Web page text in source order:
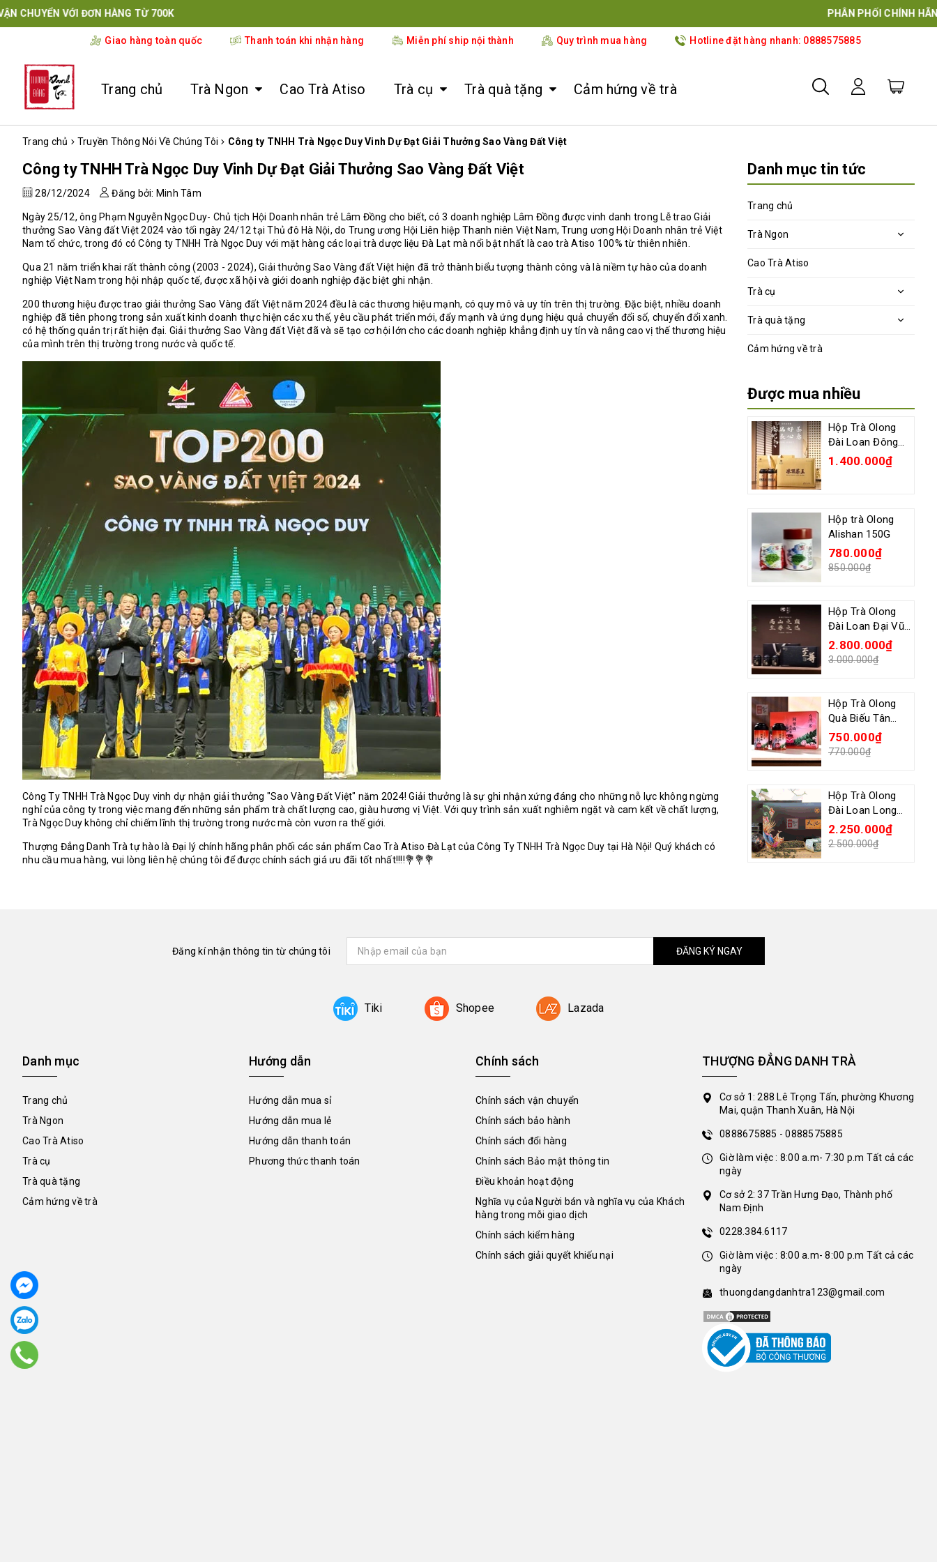
Giao hàng toàn quốc Thanh toán khi nhận hàng Miễn phí ship nội thành Quy trình mua hàng Hotline đặt hàng nhanh: 0888575885
Trang chủ Trà Ngon Cao Trà Atiso Trà cụ Trà quà tặng Cảm hứng về trà
Trang chủ Truyền Thông Nói Về Chúng Tôi Công ty TNHH Trà Ngọc Duy Vinh Dự Đạt Giải Thưởng Sao Vàng Đất Việt
Công ty TNHH Trà Ngọc Duy Vinh Dự Đạt Giải Thưởng Sao Vàng Đất Việt
28/12/2024 Đăng bởi: Minh Tâm
Ngày 25/12, ông Phạm Nguyễn Ngọc Duy- Chủ tịch Hội Doanh nhân trẻ Lâm Đồng cho biết, có 3 doanh nghiệp Lâm Đồng được vinh danh trong Lễ trao Giải
thưởng Sao Vàng đất Việt 2024 vào tối ngày 24/12 tại Thủ đô Hà Nội, do Trung ương Hội Liên hiệp Thanh niên Việt Nam, Trung ương Hội Doanh nhân trẻ Việt
Nam tổ chức, trong đó có Công ty TNHH Trà Ngọc Duy với mặt hàng các loại trà dược liệu Đà Lạt mà nổi bật nhất là cao trà Atiso 100% từ thiên nhiên.
Qua 21 năm triển khai rất thành công (2003 - 2024), Giải thưởng Sao Vàng đất Việt hiện đã trở thành biểu tượng thành công và là niềm tự hào của doanh
nghiệp Việt Nam trong hội nhập quốc tế, được xã hội và giới doanh nghiệp đặc biệt ghi nhận.
200 thương hiệu được trao giải thưởng Sao Vàng đất Việt năm 2024 đều là các thương hiệu mạnh, có quy mô và uy tín trên thị trường. Đặc biệt, nhiều doanh
nghiệp đã tiên phong trong sản xuất kinh doanh thực hiện các xu thế, yêu cầu phát triển mới, đẩy mạnh và ứng dụng hiệu quả chuyển đổi số, chuyển đổi xanh.
có hệ thống quản trị rất hiện đại. Giải thưởng Sao Vàng đất Việt đã và sẽ tạo cơ hội lớn cho các doanh nghiệp khẳng định uy tín và nâng cao vị thế thương hiệu
của mình trên thị trường trong nước và quốc tế.
Công Ty TNHH Trà Ngọc Duy vinh dự nhận giải thưởng "Sao Vàng Đất Việt" năm 2024! Giải thưởng là sự ghi nhận xứng đáng cho những nỗ lực không ngừng
nghỉ của công ty trong việc mang đến những sản phẩm trà chất lượng cao, giàu hương vị Việt. Với quy trình sản xuất nghiêm ngặt và cam kết về chất lượng,
Trà Ngọc Duy không chỉ chiếm lĩnh thị trường trong nước mà còn vươn ra thế giới.
Thượng Đẳng Danh Trà tự hào là Đại lý chính hãng phân phối các sản phẩm Cao Trà Atiso Đà Lạt của Công Ty TNHH Trà Ngọc Duy tại Hà Nội! Quý khách có
nhu cầu mua hàng, vui lòng liên hệ chúng tôi để được chính sách giá ưu đãi tốt nhất!!!!💐💐💐
Danh mục tin tức
Trang chủ
Trà Ngon
Cao Trà Atiso
Trà cụ
Trà quà tặng
Cảm hứng về trà
Được mua nhiều
Hộp Trà Olong
Đài Loan Đông
Đỉnh Hãng Wan
Long Zen 300G
1.400.000₫
Hộp trà Olong
Alishan 150G
780.000₫
850.000₫
Hộp Trà Olong
Đài Loan Đại Vũ
Lĩnh Wan Long
Zen 300G
2.800.000₫
3.000.000₫
Hộp Trà Olong
Quà Biếu Tân
Xuân
750.000₫
770.000₫
Hộp Trà Olong
Đài Loan Long
Phụng 300G
2.250.000₫
2.500.000₫
Đăng kí nhận thông tin từ chúng tôi ĐĂNG KÝ NGAY
Tiki Shopee Lazada
Danh mục
Trang chủ
Trà Ngon
Cao Trà Atiso
Trà cụ
Trà quà tặng
Cảm hứng về trà
Hướng dẫn
Hướng dẫn mua sỉ
Hướng dẫn mua lẻ
Hướng dẫn thanh toán
Phương thức thanh toán
Chính sách
Chính sách vận chuyển
Chính sách bảo hành
Chính sách đổi hàng
Chính sách Bảo mật thông tin
Điều khoản hoạt động
Nghĩa vụ của Người bán và nghĩa vụ của Khách
hàng trong mỗi giao dịch
Chính sách kiểm hàng
Chính sách giải quyết khiếu nại
THƯỢNG ĐẲNG DANH TRÀ
Cơ sở 1: 288 Lê Trọng Tấn, phường Khương
Mai, quận Thanh Xuân, Hà Nội
0888675885 - 0888575885
Giờ làm việc : 8:00 a.m- 7:30 p.m Tất cả các
ngày
Cơ sở 2: 37 Trần Hưng Đạo, Thành phố
Nam Định
0228.384.6117
Giờ làm việc : 8:00 a.m- 8:00 p.m Tất cả các
ngày
thuongdangdanhtra123@gmail.com